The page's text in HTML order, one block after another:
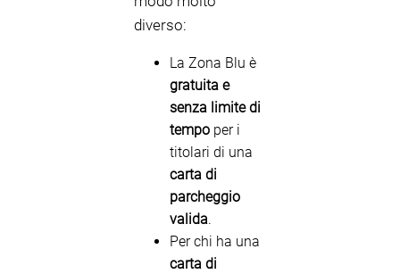
diverso:
La Zona Blu è
gratuita e
senza limite di
tempo per i
titolari di una
carta di
parcheggio
valida.
Per chi ha una
carta di